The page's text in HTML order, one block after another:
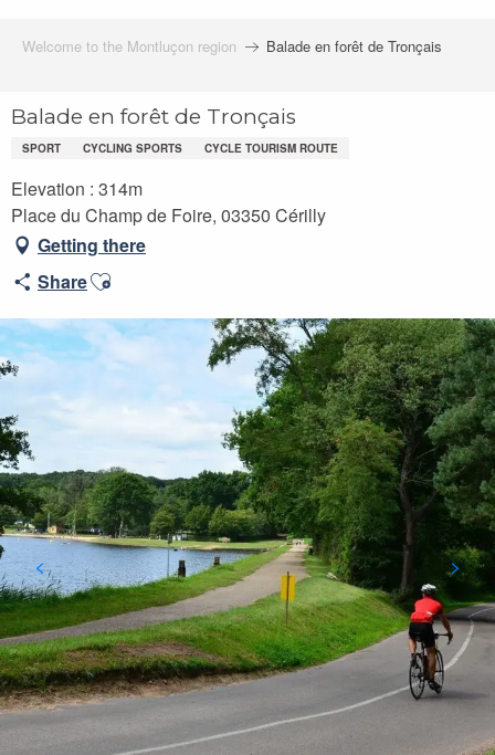
Welcome to the Montluçon region Balade en forêt de Tronçais
Balade en forêt de Tronçais
SPORT CYCLING SPORTS CYCLE TOURISM ROUTE
Elevation : 314m
Place du Champ de Foire, 03350 Cérilly
Getting there
ShareAjouter aux favoris